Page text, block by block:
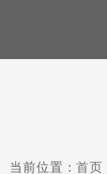
当前位置：首页